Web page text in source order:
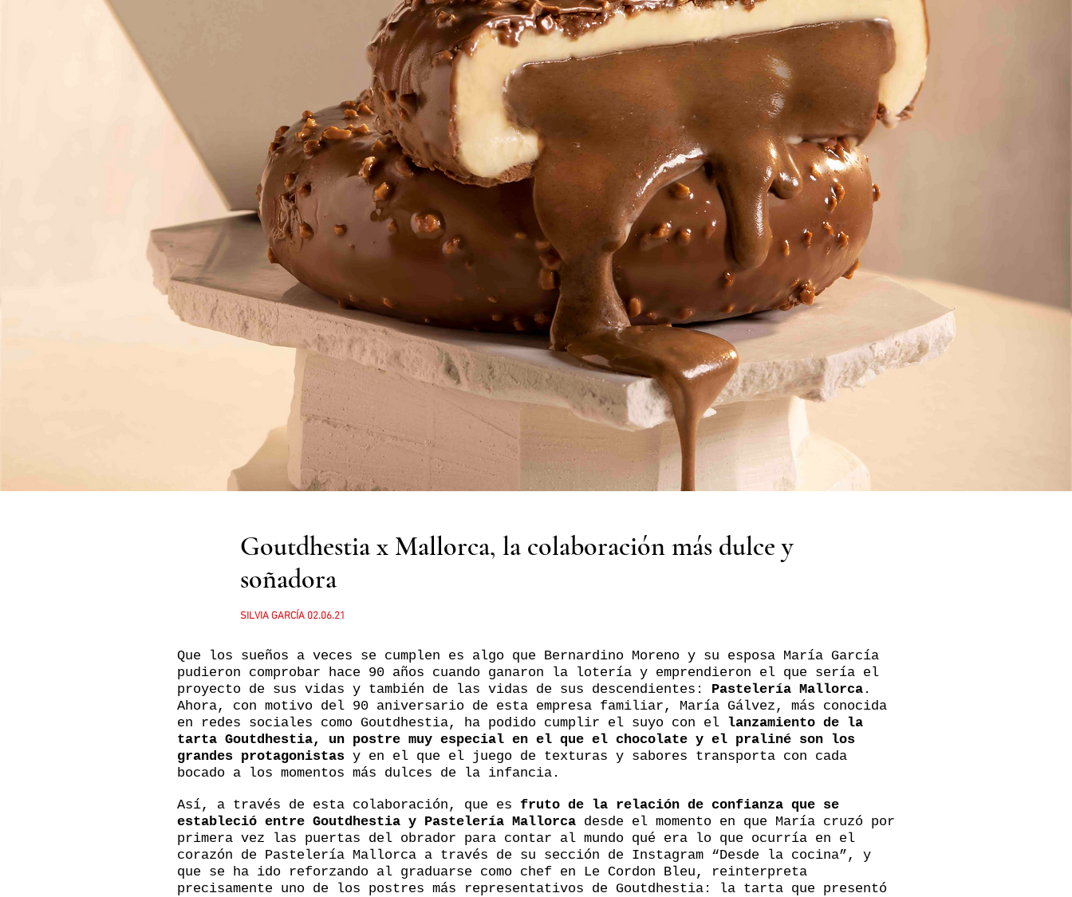
Goutdhestia x Mallorca, la colaboración más dulce y
soñadora
SILVIA GARCÍA 02.06.21
Que los sueños a veces se cumplen es algo que Bernardino Moreno y su esposa María García
pudieron comprobar hace 90 años cuando ganaron la lotería y emprendieron el que sería el
proyecto de sus vidas y también de las vidas de sus descendientes: Pastelería Mallorca .
Ahora, con motivo del 90 aniversario de esta empresa familiar, María Gálvez, más conocida
en redes sociales como Goutdhestia, ha podido cumplir el suyo con el lanzamiento de la
tarta Goutdhestia, un postre muy especial en el que el chocolate y el praliné son los
grandes protagonistas y en el que el juego de texturas y sabores transporta con cada
bocado a los momentos más dulces de la infancia.
Así, a través de esta colaboración, que es fruto de la relación de confianza que se
estableció entre Goutdhestia y Pastelería Mallorca desde el momento en que María cruzó por
primera vez las puertas del obrador para contar al mundo qué era lo que ocurría en el
corazón de Pastelería Mallorca a través de su sección de Instagram “Desde la cocina”, y
que se ha ido reforzando al graduarse como chef en Le Cordon Bleu, reinterpreta
precisamente uno de los postres más representativos de Goutdhestia: la tarta que presentó